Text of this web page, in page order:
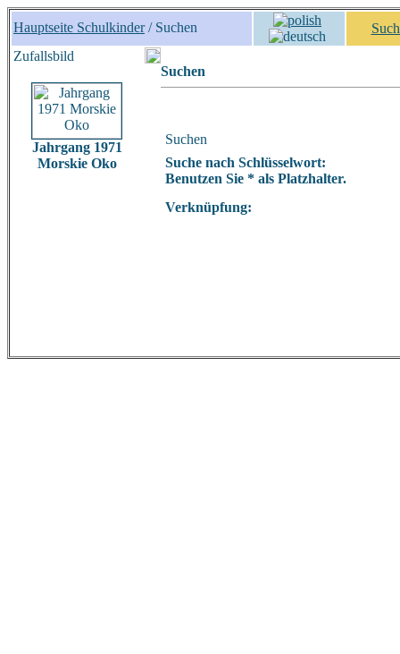
Hauptseite Schulkinder/ Suchen
Zufallsbild
Jahrgang 1971
Morskie Oko
Suchen
Suchen
Suche nach Schlüsselwort:
Benutzen Sie * als Platzhalter.
Verknüpfung: